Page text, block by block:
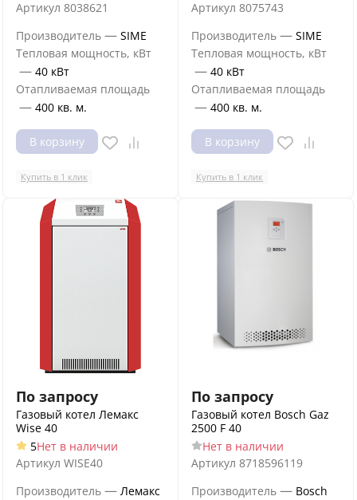
Артикул 8038621
Производитель — SIME
Тепловая мощность, кВт
— 40 кВт
Отапливаемая площадь
— 400 кв. м.
В корзину
Купить в 1 клик
Артикул 8075743
Производитель — SIME
Тепловая мощность, кВт
— 40 кВт
Отапливаемая площадь
— 400 кв. м.
В корзину
Купить в 1 клик
По запросу
Газовый котел Лемакс
Wise 40
5Нет в наличии
Артикул WISE40
Производитель — Лемакс
По запросу
Газовый котел Bosch Gaz
2500 F 40
Нет в наличии
Артикул 8718596119
Производитель — Bosch